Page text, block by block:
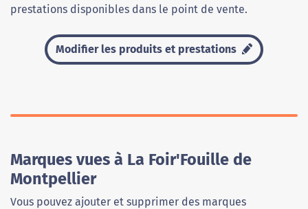
prestations disponibles dans le point de vente.
Modifier les produits et prestations
Marques vues à La Foir'Fouille de
Montpellier
Vous pouvez ajouter et supprimer des marques